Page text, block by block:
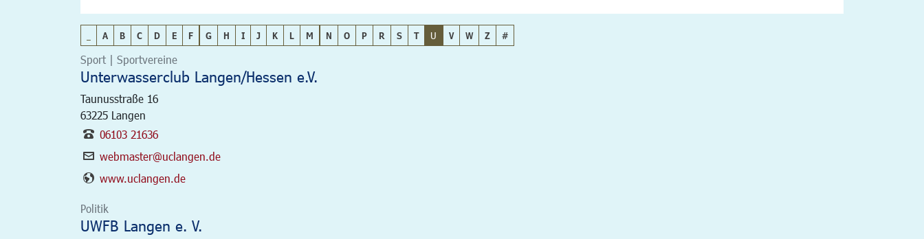
A B C D E F G H I J K L M N O P R S T U V W Z #
Sport | Sportvereine
Unterwasserclub Langen/Hessen e.V.
Taunusstraße 16
63225 Langen
06103 21636
webmaster@uclangen.de
www.uclangen.de
Politik
UWFB Langen e. V.